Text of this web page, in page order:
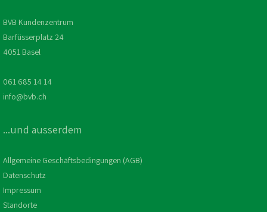
BVB Kundenzentrum
Barfüsserplatz 24
4051 Basel
061 685 14 14
info@bvb.ch
...und ausserdem
Allgemeine Geschäftsbedingungen (AGB)
Datenschutz
Impressum
Standorte